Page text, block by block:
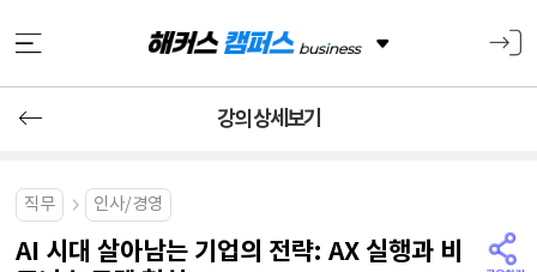
강의 상세보기
직무 인사/경영
AI 시대 살아남는 기업의 전략: AX 실행과 비